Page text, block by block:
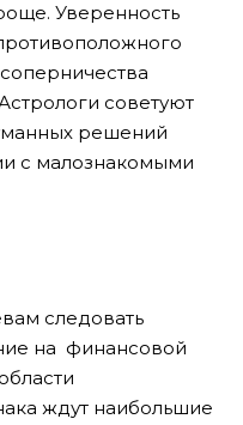
Уверенность
советуют
решений
с малознакомыми
следовать
на финансовой
ждут наибольшие